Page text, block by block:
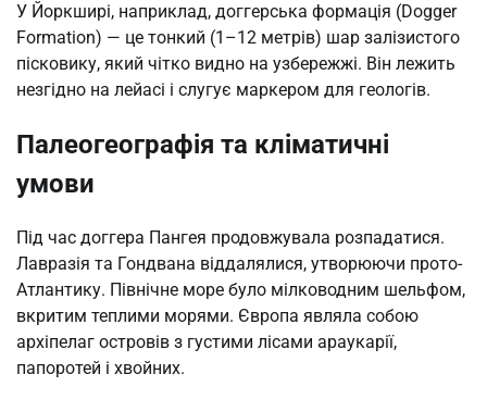
У Йоркширі, наприклад, доггерська формація (Dogger
Formation) — це тонкий (1–12 метрів) шар залізистого
пісковику, який чітко видно на узбережжі. Він лежить
незгідно на лейасі і слугує маркером для геологів.
Палеогеографія та кліматичні
умови
Під час доггера Пангея продовжувала розпадатися.
Лавразія та Гондвана віддалялися, утворюючи прото-
Атлантику. Північне море було мілководним шельфом,
вкритим теплими морями. Європа являла собою
архіпелаг островів з густими лісами араукарії,
папоротей і хвойних.